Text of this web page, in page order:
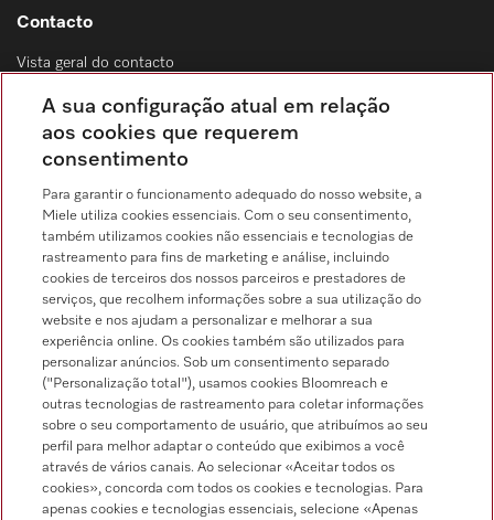
Contacto
Vista geral do contacto
Distribuição & Serviço de assistência técnica
Chamada para a rede fixa, de acordo com o seu tarifário, em Portugal e em
Pesquisa de distribuidores
Siga a Miele Professional
A sua configuração atual em relação
aos cookies que requerem
consentimento
Para garantir o funcionamento adequado do nosso website, a
Miele utiliza cookies essenciais. Com o seu consentimento,
também utilizamos cookies não essenciais e tecnologias de
rastreamento para fins de marketing e análise, incluindo
cookies de terceiros dos nossos parceiros e prestadores de
serviços, que recolhem informações sobre a sua utilização do
website e nos ajudam a personalizar e melhorar a sua
experiência online. Os cookies também são utilizados para
personalizar anúncios. Sob um consentimento separado
("Personalização total"), usamos cookies Bloomreach e
outras tecnologias de rastreamento para coletar informações
sobre o seu comportamento de usuário, que atribuímos ao seu
perfil para melhor adaptar o conteúdo que exibimos a você
através de vários canais. Ao selecionar «Aceitar todos os
cookies», concorda com todos os cookies e tecnologias. Para
apenas cookies e tecnologias essenciais, selecione «Apenas